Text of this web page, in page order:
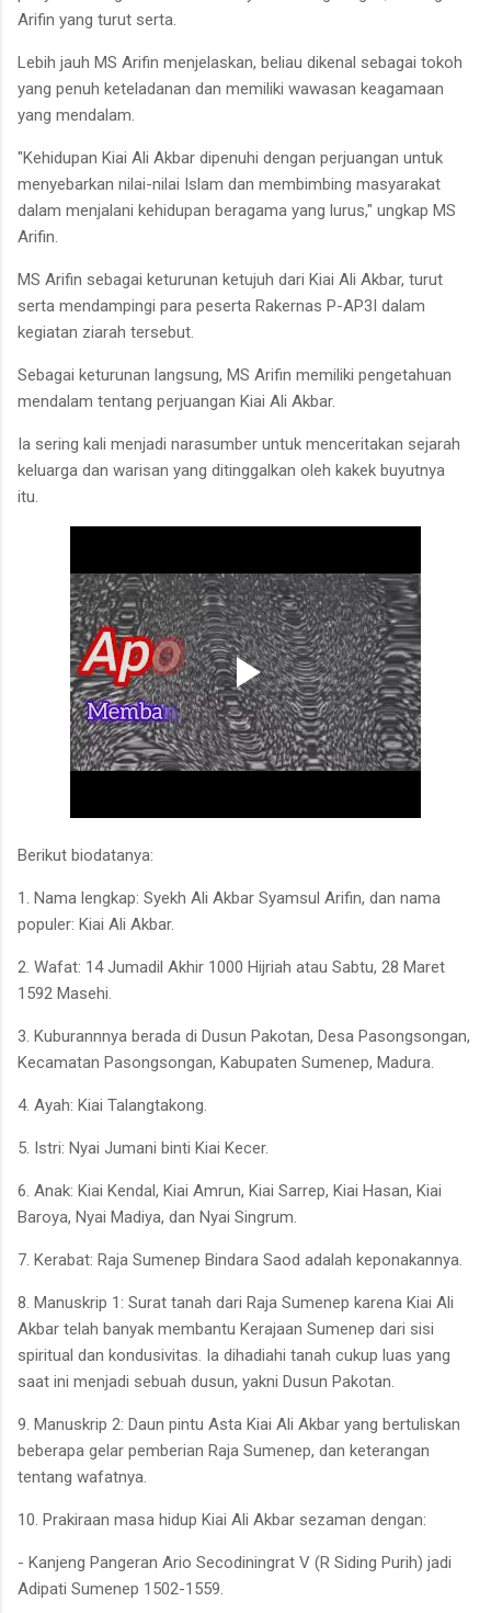
Arifin yang turut serta.
Lebih jauh MS Arifin menjelaskan, beliau dikenal sebagai tokoh
yang penuh keteladanan dan memiliki wawasan keagamaan
yang mendalam.
"Kehidupan Kiai Ali Akbar dipenuhi dengan perjuangan untuk
menyebarkan nilai-nilai Islam dan membimbing masyarakat
dalam menjalani kehidupan beragama yang lurus," ungkap MS
Arifin.
MS Arifin sebagai keturunan ketujuh dari Kiai Ali Akbar, turut
serta mendampingi para peserta Rakernas P-AP3I dalam
kegiatan ziarah tersebut.
Sebagai keturunan langsung, MS Arifin memiliki pengetahuan
mendalam tentang perjuangan Kiai Ali Akbar.
Ia sering kali menjadi narasumber untuk menceritakan sejarah
keluarga dan warisan yang ditinggalkan oleh kakek buyutnya
itu.
Berikut biodatanya:
1. Nama lengkap: Syekh Ali Akbar Syamsul Arifin, dan nama
populer: Kiai Ali Akbar.
2. Wafat: 14 Jumadil Akhir 1000 Hijriah atau Sabtu, 28 Maret
1592 Masehi.
3. Kuburannnya berada di Dusun Pakotan, Desa Pasongsongan,
Kecamatan Pasongsongan, Kabupaten Sumenep, Madura.
4. Ayah: Kiai Talangtakong.
5. Istri: Nyai Jumani binti Kiai Kecer.
6. Anak: Kiai Kendal, Kiai Amrun, Kiai Sarrep, Kiai Hasan, Kiai
Baroya, Nyai Madiya, dan Nyai Singrum.
7. Kerabat: Raja Sumenep Bindara Saod adalah keponakannya.
8. Manuskrip 1: Surat tanah dari Raja Sumenep karena Kiai Ali
Akbar telah banyak membantu Kerajaan Sumenep dari sisi
spiritual dan kondusivitas. Ia dihadiahi tanah cukup luas yang
saat ini menjadi sebuah dusun, yakni Dusun Pakotan.
9. Manuskrip 2: Daun pintu Asta Kiai Ali Akbar yang bertuliskan
beberapa gelar pemberian Raja Sumenep, dan keterangan
tentang wafatnya.
10. Prakiraan masa hidup Kiai Ali Akbar sezaman dengan:
- Kanjeng Pangeran Ario Secodiningrat V (R Siding Purih) jadi
Adipati Sumenep 1502-1559.